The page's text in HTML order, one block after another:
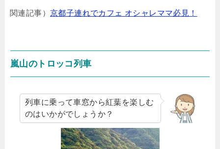
関連記事） 京都子連れでカフェ オシャレママ必見！
嵐山のトロッコ列車
列車に乗って車窓から紅葉を楽しむ
のはいかがでしょうか？